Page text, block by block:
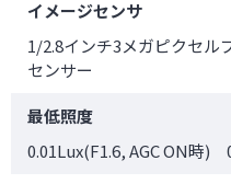
イメージセンサ
1/2.8インチ3メガピクセル
センサー
最低照度
0.01Lux(F1.6, AGC ON時)